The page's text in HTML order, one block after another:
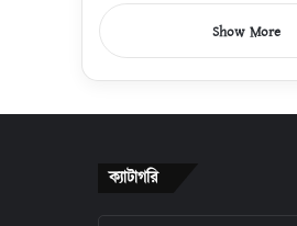
Show More
ক্যাটাগরি